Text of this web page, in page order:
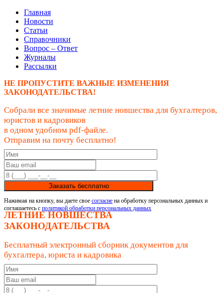
Главная
Новости
Статьи
Справочники
Вопрос – Ответ
Журналы
Рассылки
НЕ ПРОПУСТИТЕ ВАЖНЫЕ ИЗМЕНЕНИЯ
ЗАКОНОДАТЕЛЬСТВА!
Собрали все значимые летние новшества для бухгалтеров,
юристов и кадровиков
в одном удобном pdf-файле.
Отправим на почту бесплатно!
Заказать бесплатно
Нажимая на кнопку, вы даете свое согласие на обработку персональных данных и
соглашаетесь с политикой обработки персональных данных
ЛЕТНИЕ НОВШЕСТВА
ЗАКОНОДАТЕЛЬСТВА
Бесплатный электронный сборник документов для
бухгалтера, юриста и кадровика